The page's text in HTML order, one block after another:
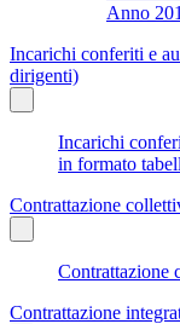
Anno
Incarichi conferiti e
dirigenti)
Incarichi
in formato
Contrattazione
Contrattazione
Contrattazione